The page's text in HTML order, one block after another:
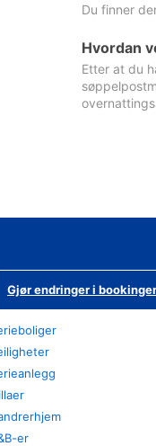
Du finner
Hvordan
Etter at du
Gjør endringer i
er